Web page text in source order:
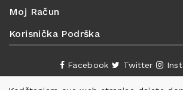
Moj Račun
Korisnička Podrška
Facebook Twitter